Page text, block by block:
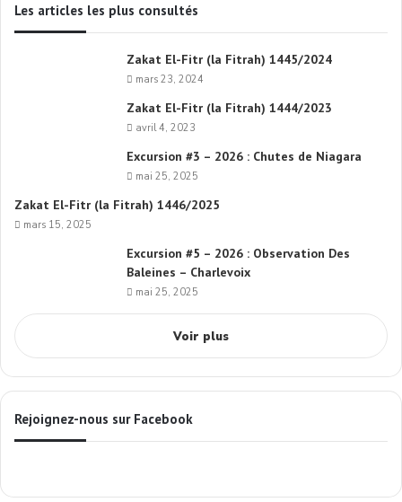
Les articles les plus consultés
Zakat El-Fitr (la Fitrah) 1445/2024
mars 23, 2024
Zakat El-Fitr (la Fitrah) 1444/2023
avril 4, 2023
Excursion #3 – 2026 : Chutes de Niagara
mai 25, 2025
Zakat El-Fitr (la Fitrah) 1446/2025
mars 15, 2025
Excursion #5 – 2026 : Observation Des
Baleines – Charlevoix
mai 25, 2025
Voir plus
Rejoignez-nous sur Facebook